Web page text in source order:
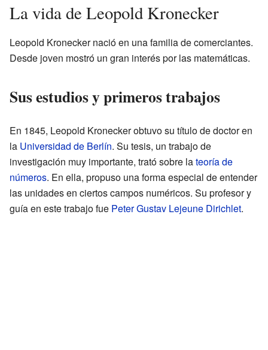
La vida de Leopold Kronecker
Leopold Kronecker nació en una familia de comerciantes.
Desde joven mostró un gran interés por las matemáticas.
Sus estudios y primeros trabajos
En 1845, Leopold Kronecker obtuvo su título de doctor en
la Universidad de Berlín. Su tesis, un trabajo de
investigación muy importante, trató sobre lateoría de
números. En ella, propuso una forma especial de entender
las unidades en ciertos campos numéricos. Su profesor y
guía en este trabajo fue Peter Gustav Lejeune Dirichlet.